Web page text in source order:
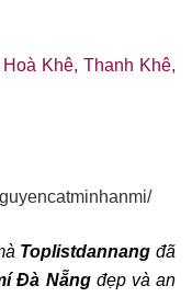
Khê, Thanh Khê,
Toplistdannangđã
Đà Nẵngđẹp và an